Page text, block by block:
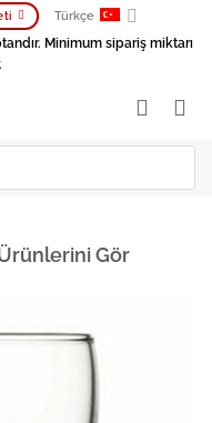
Türkçe
Minimum sipariş miktarı
Ürünlerini Gör